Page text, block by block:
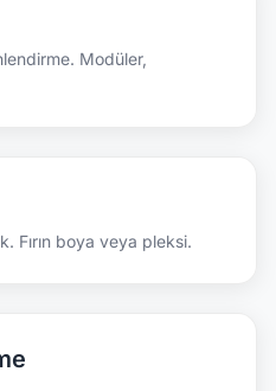
Modüler,
Fırın boya veya pleksi.